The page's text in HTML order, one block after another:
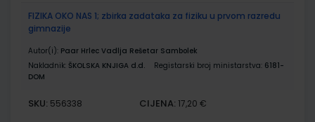
FIZIKA OKO NAS 1; zbirka zadataka za fiziku u prvom razredu
gimnazije
Autor(i): Paar Hrlec Vadlja Rešetar Sambolek
Nakladnik: ŠKOLSKA KNJIGA d.d. Registarski broj ministarstva: 6181-
DOM
SKU: 556338 CIJENA: 17,20 €